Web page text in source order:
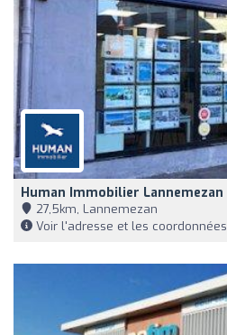
Human Immobilier Lannemezan
27,5km, Lannemezan
Voir l'adresse et les coordonnées